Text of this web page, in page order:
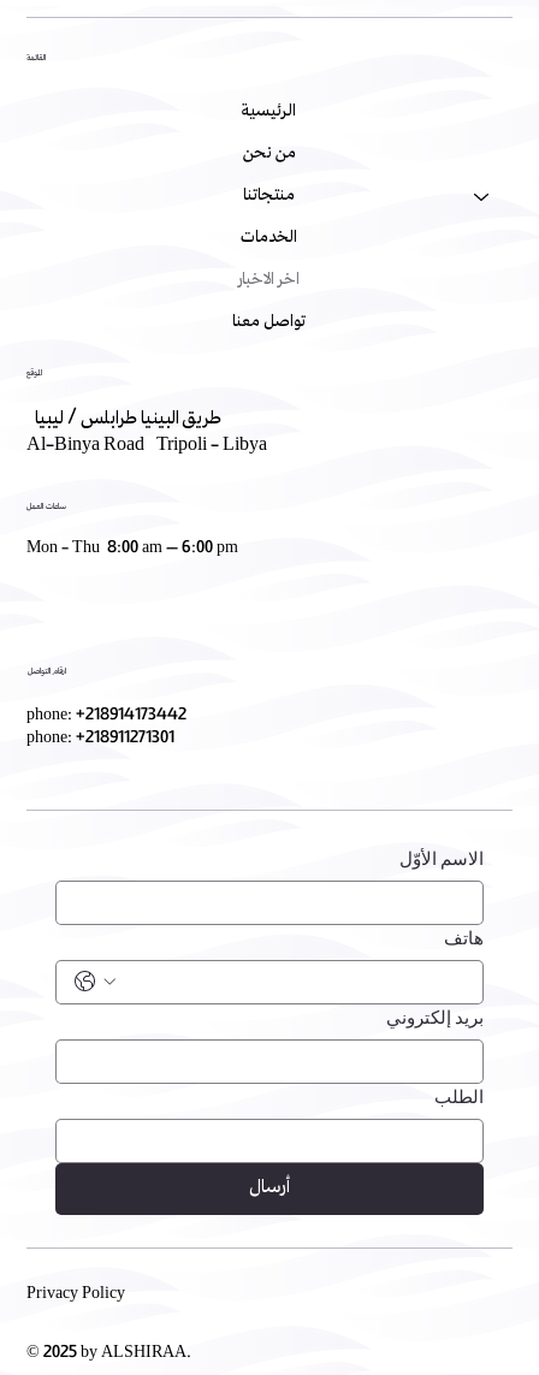
القائمة
الرئيسية
من نحن
منتجاتنا
الخدمات
اخر الاخبار
تواصل معنا
الموقع
Al-Binya Road Tripoli - Libya
ساعات العمل
Mon - Thu 8:00 am – 6:00 pm
ارقام التواصل
phone: +218914173442
phone: +218911271301
الاسم الأوّل
هاتف
بريد إلكتروني
الطلب
أرسال
Privacy Policy
© 2025 by ALSHIRAA.